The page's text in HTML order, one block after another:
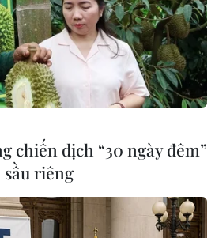
khách vào năm 2024./.
(TTXVN/Vietnam+)
chiến dịch “30 ngày đêm”
riêng